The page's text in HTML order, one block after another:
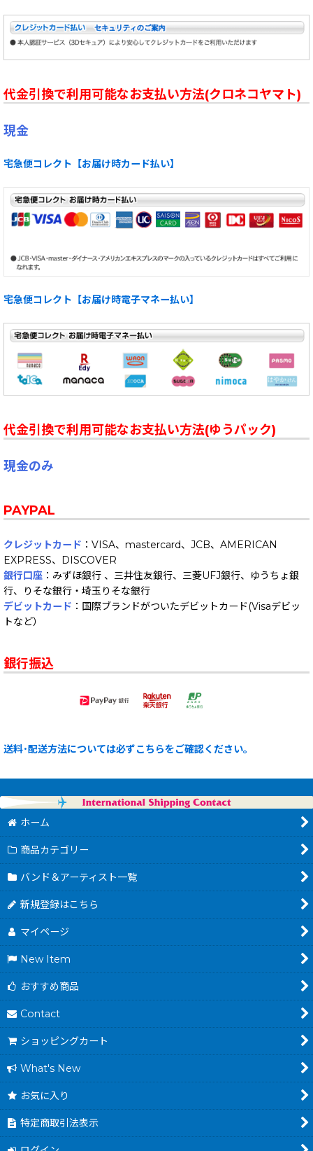
代金引換で利用可能なお支払い方法(クロネコヤマト)
現金
宅急便コレクト【お届け時カード払い】
宅急便コレクト【お届け時電子マネー払い】
代金引換で利用可能なお支払い方法(ゆうパック)
現金のみ
PAYPAL
クレジットカード ：VISA、mastercard、JCB、AMERICAN
EXPRESS、DISCOVER
銀行口座 ：みずほ銀行 、三井住友銀行、三菱UFJ銀行、ゆうちょ銀
行、りそな銀行・埼玉りそな銀行
デビットカード ：国際ブランドがついたデビットカード(Visaデビッ
トなど）
銀行振込
送料･配送方法については必ずこちらをご確認ください。
ホーム
商品カテゴリー
バンド＆アーティスト一覧
新規登録はこちら
マイページ
New Item
おすすめ商品
Contact
ショッピングカート
What's New
お気に入り
特定商取引法表示